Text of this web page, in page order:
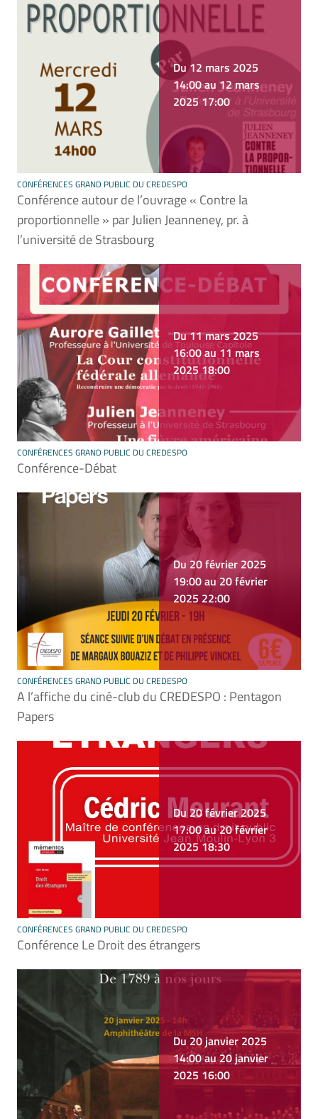
Du 12 mars 2025
14:00 au 12 mars
2025 17:00
CONFÉRENCES GRAND PUBLIC DU CREDESPO
Conférence autour de l’ouvrage « Contre la
proportionnelle » par Julien Jeanneney, pr. à
l’université de Strasbourg
Du 11 mars 2025
16:00 au 11 mars
2025 18:00
CONFÉRENCES GRAND PUBLIC DU CREDESPO
Conférence-Débat
Du 20 février 2025
19:00 au 20 février
2025 22:00
CONFÉRENCES GRAND PUBLIC DU CREDESPO
A l’affiche du ciné-club du CREDESPO : Pentagon
Papers
Du 20 février 2025
17:00 au 20 février
2025 18:30
CONFÉRENCES GRAND PUBLIC DU CREDESPO
Conférence Le Droit des étrangers
Du 20 janvier 2025
14:00 au 20 janvier
2025 16:00